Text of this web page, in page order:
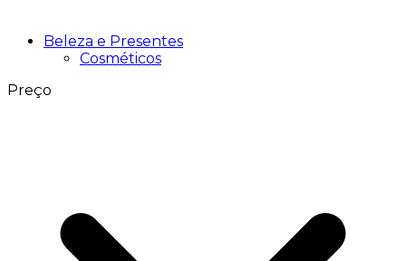
Beleza e Presentes
Cosméticos
Preço